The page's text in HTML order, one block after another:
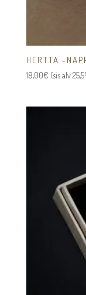
HERTTA -
18,00€ (sis alv